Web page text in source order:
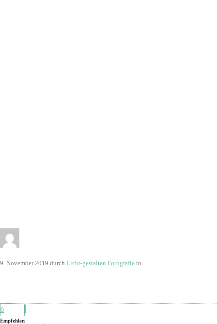
9. November 2019 durch Licht-gestalten Fotografie in
0
Empfehlen